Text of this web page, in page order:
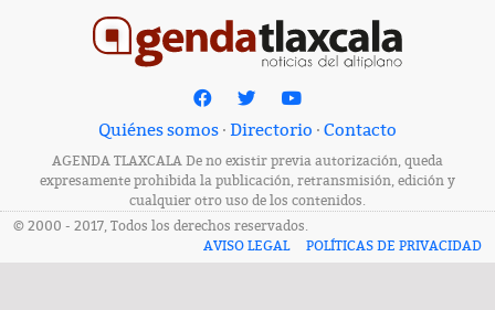
Quiénes somos · Directorio · Contacto
AGENDA TLAXCALA De no existir previa autorización, queda
expresamente prohibida la publicación, retransmisión, edición y
cualquier otro uso de los contenidos.
© 2000 - 2017, Todos los derechos reservados.
AVISO LEGAL
POLÍTICAS DE PRIVACIDAD